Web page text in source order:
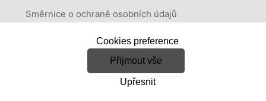
Směrnice o ochraně osobních údajů
Elektro Efekt s. r.
Vytvořeno systémem
Cookies preference
Přijmout vše
Upřesnit